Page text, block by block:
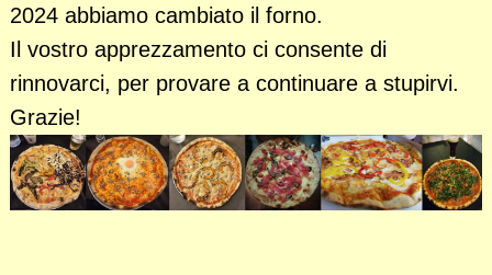
2024 abbiamo cambiato il forno.
Il vostro apprezzamento ci consente di
rinnovarci, per provare a continuare a stupirvi.
Grazie!